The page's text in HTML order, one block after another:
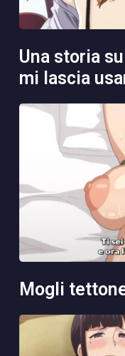
una storia sulla mia amica gal che
mi lascia
mogli